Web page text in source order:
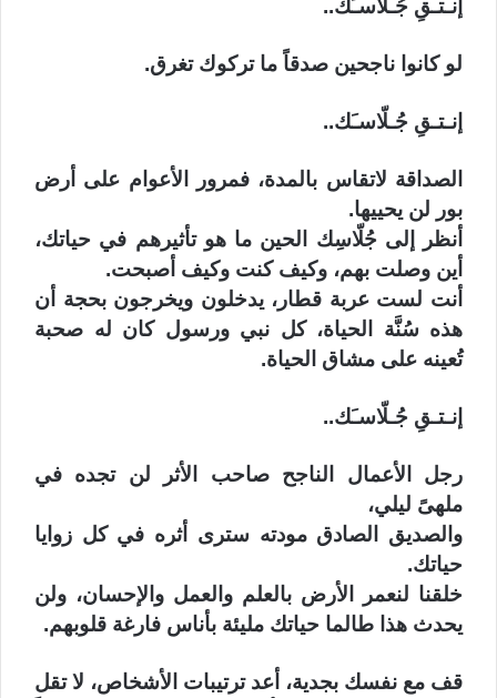
إنـتـقِ جُـلّاسـَك..
لو كانوا ناجحين صدقاً ما تركوك تغرق.
إنـتـقِ جُـلّاسـَك..
الصداقة لاتقاس بالمدة، فمرور الأعوام على أرض
بور لن يحييها.
أنظر إلى جُلّاسِك الحين ما هو تأثيرهم في حياتك،
أين وصلت بهم، وكيف كنت وكيف أصبحت.
أنت لست عربة قطار، يدخلون ويخرجون بحجة أن
هذه سُنَّة الحياة، كل نبي ورسول كان له صحبة
تُعينه على مشاق الحياة.
إنـتـقِ جُـلّاسـَك..
رجل الأعمال الناجح صاحب الأثر لن تجده في
ملهىً ليلي،
والصديق الصادق مودته سترى أثره في كل زوايا
حياتك.
خلقنا لنعمر الأرض بالعلم والعمل والإحسان، ولن
يحدث هذا طالما حياتك مليئة بأناس فارغة قلوبهم.
قف مع نفسك بجدية، أعد ترتيبات الأشخاص، لا تقل